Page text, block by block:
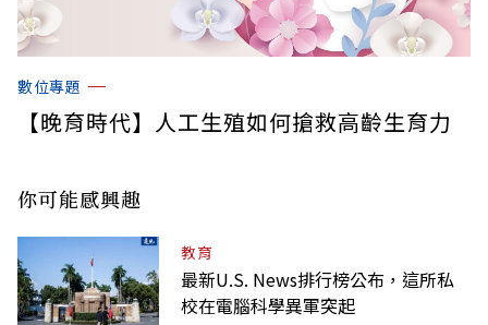
數位專題
【晚育時代】人工生殖如何搶救高齡生育力
你可能感興趣
教育
最新U.S. News排行榜公布，這所私
校在電腦科學異軍突起